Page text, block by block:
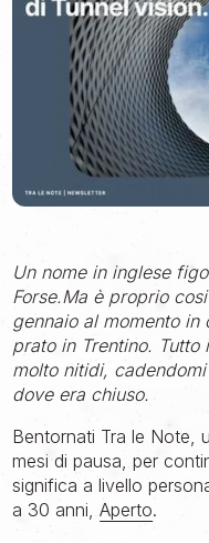
Un nome in inglese
Forse.Ma è proprio
gennaio al momento in
prato in Trentino.
molto nitidi,
dove era chiuso.
Bentornati Tra le Note,
mesi di pausa, per
significa a livello
a 30 anni,Aperto.